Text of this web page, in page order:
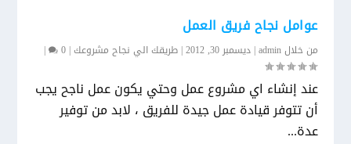
عوامل نجاح فريق العمل
من خلالadmin
|ديسمبر 30, 2012 |طريقك الي نجاح مشروعك|
0
|
عند إنشاء اي مشروع عمل وحتي يكون عمل ناجح يجب
أن تتوفر قيادة عمل جيدة للفريق ، لابد من توفير
عدة...